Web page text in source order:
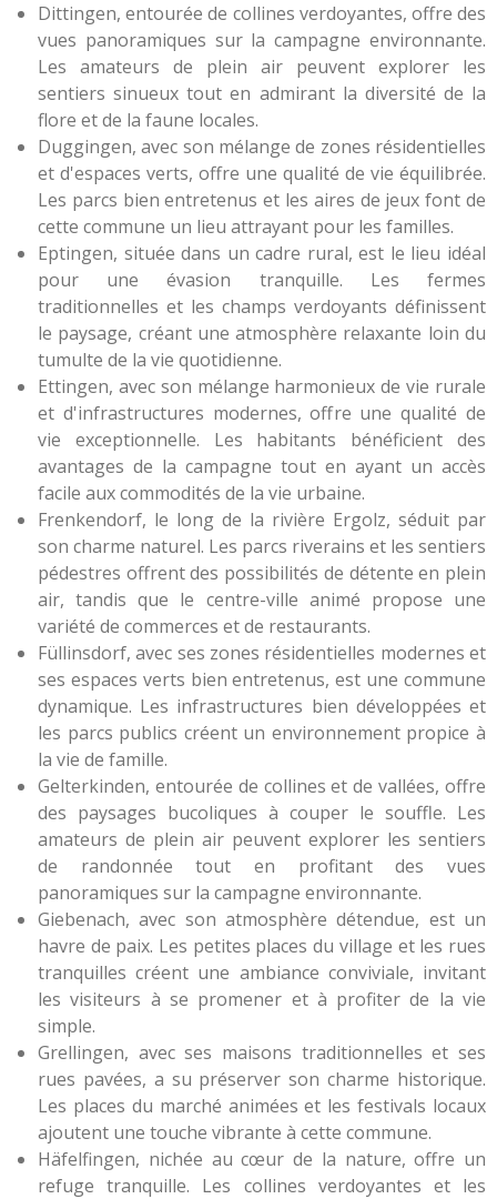
Dittingen, entourée de collines verdoyantes, offre des
vues panoramiques sur la campagne environnante.
Les amateurs de plein air peuvent explorer les
sentiers sinueux tout en admirant la diversité de la
flore et de la faune locales.
Duggingen, avec son mélange de zones résidentielles
et d'espaces verts, offre une qualité de vie équilibrée.
Les parcs bien entretenus et les aires de jeux font de
cette commune un lieu attrayant pour les familles.
Eptingen, située dans un cadre rural, est le lieu idéal
pour une évasion tranquille. Les fermes
traditionnelles et les champs verdoyants définissent
le paysage, créant une atmosphère relaxante loin du
tumulte de la vie quotidienne.
Ettingen, avec son mélange harmonieux de vie rurale
et d'infrastructures modernes, offre une qualité de
vie exceptionnelle. Les habitants bénéficient des
avantages de la campagne tout en ayant un accès
facile aux commodités de la vie urbaine.
Frenkendorf, le long de la rivière Ergolz, séduit par
son charme naturel. Les parcs riverains et les sentiers
pédestres offrent des possibilités de détente en plein
air, tandis que le centre-ville animé propose une
variété de commerces et de restaurants.
Füllinsdorf, avec ses zones résidentielles modernes et
ses espaces verts bien entretenus, est une commune
dynamique. Les infrastructures bien développées et
les parcs publics créent un environnement propice à
la vie de famille.
Gelterkinden, entourée de collines et de vallées, offre
des paysages bucoliques à couper le souffle. Les
amateurs de plein air peuvent explorer les sentiers
de randonnée tout en profitant des vues
panoramiques sur la campagne environnante.
Giebenach, avec son atmosphère détendue, est un
havre de paix. Les petites places du village et les rues
tranquilles créent une ambiance conviviale, invitant
les visiteurs à se promener et à profiter de la vie
simple.
Grellingen, avec ses maisons traditionnelles et ses
rues pavées, a su préserver son charme historique.
Les places du marché animées et les festivals locaux
ajoutent une touche vibrante à cette commune.
Häfelfingen, nichée au cœur de la nature, offre un
refuge tranquille. Les collines verdoyantes et les